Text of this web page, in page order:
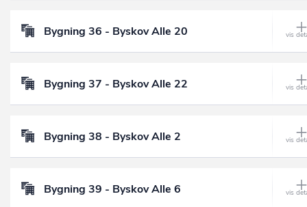
Bygning 36 - Byskov Alle 20
Bygning 37 - Byskov Alle 22
Bygning 38 - Byskov Alle 2
Bygning 39 - Byskov Alle 6